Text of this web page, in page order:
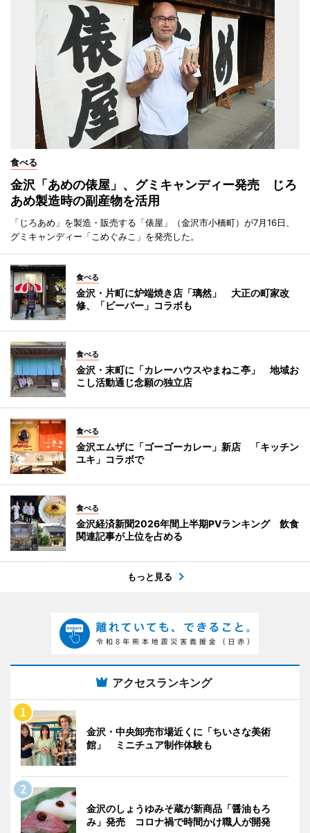
食べる
金沢「あめの俵屋」、グミキャンディー発売 じろ
あめ製造時の副産物を活用
「じろあめ」を製造・販売する「俵屋」（金沢市小橋町）が7月16日、
グミキャンディー「こめぐみこ」を発売した。
食べる
金沢・片町に炉端焼き店「璃然」 大正の町家改
修、「ビーバー」コラボも
食べる
金沢・末町に「カレーハウスやまねこ亭」 地域お
こし活動通じ念願の独立店
食べる
金沢エムザに「ゴーゴーカレー」新店 「キッチン
ユキ」コラボで
食べる
金沢経済新聞2026年間上半期PVランキング 飲食
関連記事が上位を占める
もっと見る
アクセスランキング
金沢・中央卸売市場近くに「ちいさな美術
館」 ミニチュア制作体験も
金沢のしょうゆみそ蔵が新商品「醤油もろ
み」発売 コロナ禍で時間かけ職人が開発